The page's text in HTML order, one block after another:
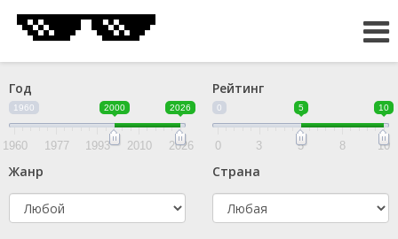
Год
1960 2000 2026
1960 1977 1993 2010 2026
Рейтинг
0 5 10
0 3 5 8 10
Жанр Страна